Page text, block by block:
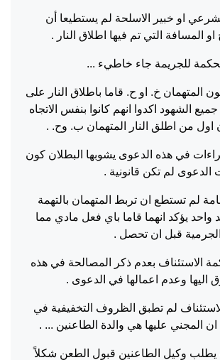
او خبير الاسلحة لم يستطيعا أن
او المسافة التي تم فيها اطلاق النار .
المتهمان خ. او ح. قاما باطلاق النار على
الشهود اكدوا انهم كانوا بنفس الاتجاه
اول من اطلق النار المتهمان ب. وح. .
في هذه الدعوى يشوبها البطلان كون
الدعوى لم تكن قانونية .
لم تستطع ان تربط المتهمان بالتهمة
واحد يؤكد انهما قاما باي فعل مادي مما
الجرمية قبل ان تحصل .
الاستئناف بعدم ذكر المصالحة في هذه
اليها وعدم اعمالها في الدعوى .
لم تطبق الظروف التخفيفية في
المجني عليها هي والدة الطاعنين ... .
وكيل الطاعنين قبول الطعن شكلاً